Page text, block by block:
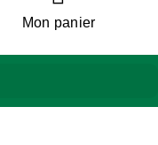
Mon panier